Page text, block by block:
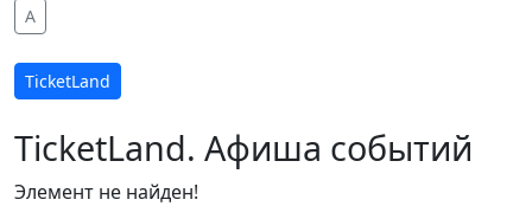
A
TicketLand
TicketLand. Афиша событий
Элемент не найден!